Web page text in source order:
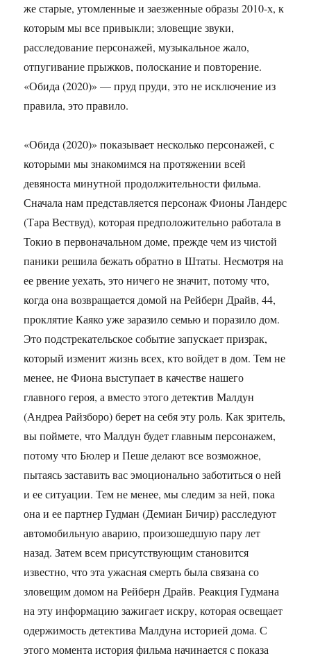
же старые, утомленные и заезженные образы 2010-х, к
которым мы все привыкли; зловещие звуки,
расследование персонажей, музыкальное жало,
отпугивание прыжков, полоскание и повторение.
«Обида (2020)» — пруд пруди, это не исключение из
правила, это правило.
«Обида (2020)» показывает несколько персонажей, с
которыми мы знакомимся на протяжении всей
девяноста минутной продолжительности фильма.
Сначала нам представляется персонаж Фионы Ландерс
(Тара Вествуд), которая предположительно работала в
Токио в первоначальном доме, прежде чем из чистой
паники решила бежать обратно в Штаты. Несмотря на
ее рвение уехать, это ничего не значит, потому что,
когда она возвращается домой на Рейберн Драйв, 44,
проклятие Каяко уже заразило семью и поразило дом.
Это подстрекательское событие запускает призрак,
который изменит жизнь всех, кто войдет в дом. Тем не
менее, не Фиона выступает в качестве нашего
главного героя, а вместо этого детектив Малдун
(Андреа Райзборо) берет на себя эту роль. Как зритель,
вы поймете, что Малдун будет главным персонажем,
потому что Бюлер и Пеше делают все возможное,
пытаясь заставить вас эмоционально заботиться о ней
и ее ситуации. Тем не менее, мы следим за ней, пока
она и ее партнер Гудман (Демиан Бичир) расследуют
автомобильную аварию, произошедшую пару лет
назад. Затем всем присутствующим становится
известно, что эта ужасная смерть была связана со
зловещим домом на Рейберн Драйв. Реакция Гудмана
на эту информацию зажигает искру, которая освещает
одержимость детектива Малдуна историей дома. С
этого момента история фильма начинается с показа